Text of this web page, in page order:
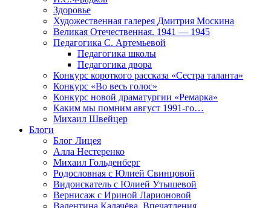
Здоровье
Художественная галерея Дмитрия Москина
Великая Отечественная. 1941 — 1945
Педагогика С. Артемьевой
Педагогика школы
Педагогика двора
Конкурс короткого рассказа «Сестра таланта»
Конкурс «Во весь голос»
Конкурс новой драматургии «Ремарка»
Каким мы помним август 1991-го…
Михаил Швейцер
Блоги
Блог Лицея
Алла Нестеренко
Михаил Гольденберг
Родословная с Юлией Свинцовой
Видоискатель с Юлией Утышевой
Вернисаж с Ириной Ларионовой